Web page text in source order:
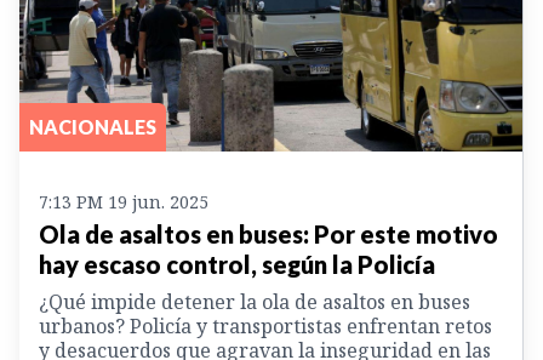
NACIONALES
7:13 PM 19 jun. 2025
Ola de asaltos en buses: Por este motivo
hay escaso control, según la Policía
¿Qué impide detener la ola de asaltos en buses
urbanos? Policía y transportistas enfrentan retos
y desacuerdos que agravan la inseguridad en las